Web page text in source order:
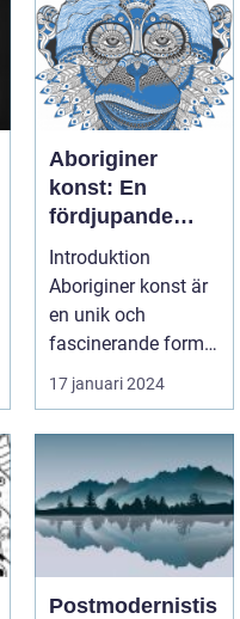
Aboriginer
konst: En
fördjupande
övergripande
översikt
Introduktion
Aboriginer konst är
en unik och
fascinerande form
av konst som
härstammar från
den urs...
17 januari 2024
Postmodernistis